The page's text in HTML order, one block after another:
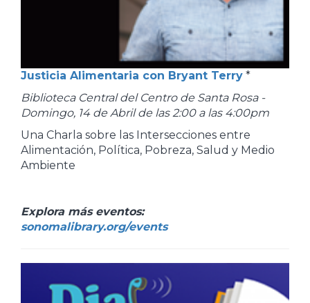
Justicia Alimentaria con Bryant Terry *
Biblioteca Central del Centro de Santa Rosa -
Domingo, 14 de Abril de las 2:00 a las 4:00pm
Una Charla sobre las Intersecciones entre
Alimentación, Política, Pobreza, Salud y Medio
Ambiente
Explora más eventos:
sonomalibrary.org/events